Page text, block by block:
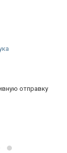
отправку